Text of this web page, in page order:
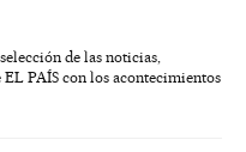
de las noticias,
PAÍS con los acontecimientos